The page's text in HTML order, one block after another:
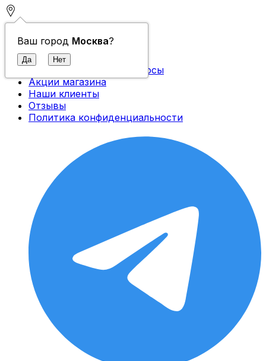
Ваш город Москва?
Контакты
О компании
Доставка и оплата
Часто задаваемые вопросы
Акции магазина
Наши клиенты
Отзывы
Политика конфиденциальности